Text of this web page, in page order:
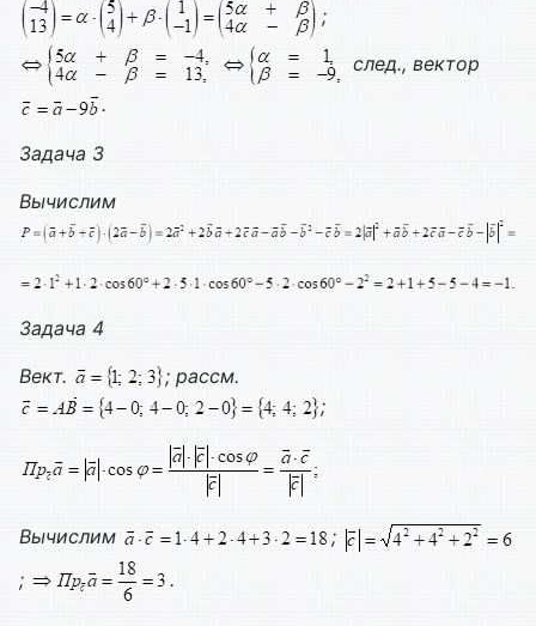
;
след., вектор
.
Задача 3
Вычислим
Задача 4
Вект.
; рассм.
;
Вычислим
;
;
.